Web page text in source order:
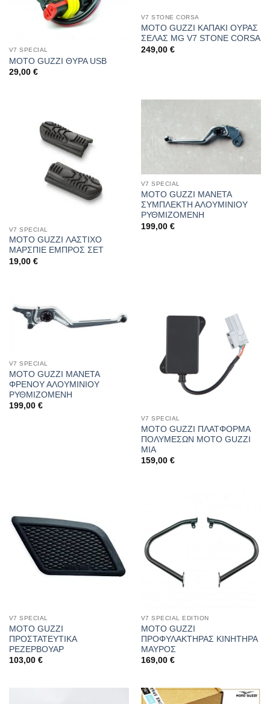
V7 SPECIAL
MOTO GUZZI ΘΥΡΑ USB
29,00 €
V7 STONE CORSA
MOTO GUZZI ΚΑΠΑΚΙ ΟΥΡΑΣ
ΣΕΛΑΣ MG V7 STONE CORSA
249,00 €
V7 SPECIAL
MOTO GUZZI ΛΑΣΤΙΧΟ
ΜΑΡΣΠΙΕ ΕΜΠΡΟΣ ΣΕΤ
19,00 €
V7 SPECIAL
MOTO GUZZI ΜΑΝΕΤΑ
ΣΥΜΠΛΕΚΤΗ ΑΛΟΥΜΙΝΙΟΥ
ΡΥΘΜΙΖΟΜΕΝΗ
199,00 €
V7 SPECIAL
MOTO GUZZI ΜΑΝΕΤΑ
ΦΡΕΝΟΥ ΑΛΟΥΜΙΝΙΟΥ
ΡΥΘΜΙΖΟΜΕΝΗ
199,00 €
V7 SPECIAL
MOTO GUZZI ΠΛΑΤΦΟΡΜΑ
ΠΟΛΥΜΕΣΩΝ MOTO GUZZI
ΜΙΑ
159,00 €
V7 SPECIAL
MOTO GUZZI
ΠΡΟΣΤΑΤΕΥΤΙΚΑ
ΡΕΖΕΡΒΟΥΑΡ
103,00 €
V7 SPECIAL EDITION
MOTO GUZZI
ΠΡΟΦΥΛΑΚΤΗΡΑΣ ΚΙΝΗΤΗΡΑ
ΜΑΥΡΟΣ
169,00 €